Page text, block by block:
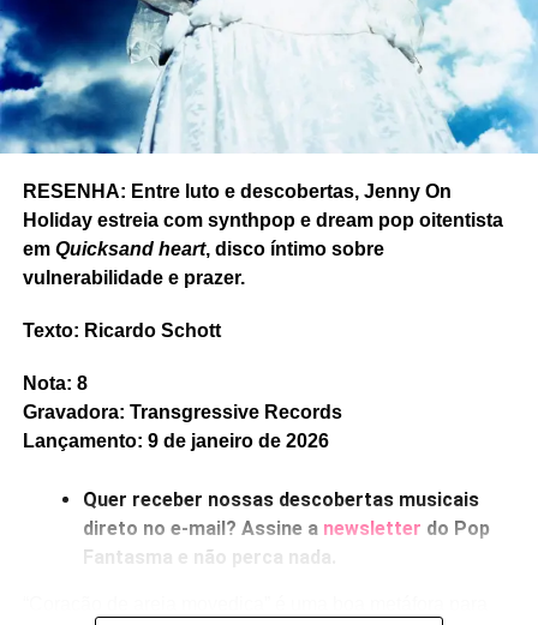
RESENHA: Entre luto e descobertas, Jenny On
Holiday estreia com synthpop e dream pop oitentista
em Quicksand heart, disco íntimo sobre
vulnerabilidade e prazer.
Texto: Ricardo Schott
Nota: 8
Gravadora: Transgressive Records
Lançamento: 9 de janeiro de 2026
Quer receber nossas descobertas musicais
direto no e-mail? Assine a newsletter do Pop
Fantasma e não perca nada.